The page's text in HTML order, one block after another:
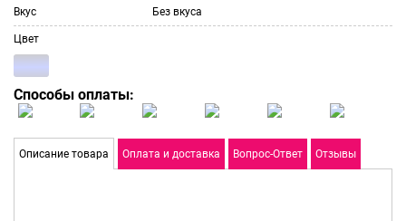
Вкус Без вкуса
Цвет
Способы оплаты:
Описание товара Оплата и доставка Вопрос-Ответ Отзывы